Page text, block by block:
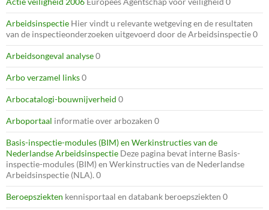
Arbeidsinspectie Hier vindt u relevante wetgeving en de resultaten
van de inspectieonderzoeken uitgevoerd door de Arbeidsinspectie 0
Arbeidsongeval analyse0
Arbo verzamel links0
Arbocatalogi-bouwnijverheid 0
Arboportaal informatie over arbozaken 0
Basis-inspectie-modules (BIM) en Werkinstructies van de
Nederlandse Arbeidsinspectie Deze pagina bevat interne Basis-
inspectie-modules (BIM) en Werkinstructies van de Nederlandse
Arbeidsinspectie (NLA). 0
Beroepsziekten kennisportaal en databank beroepsziekten 0